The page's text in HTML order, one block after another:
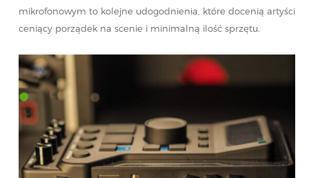
mikrofonowym to kolejne udogodnienia, które docenią artyści
ceniący porządek na scenie i minimalną ilość sprzętu.